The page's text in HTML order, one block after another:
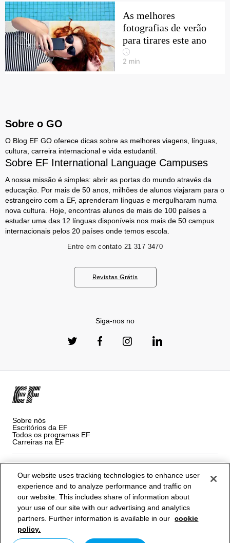
As melhores
fotografias de verão
para tirares este ano
2 min
Sobre o GO
O Blog EF GO oferece dicas sobre as melhores viagens, línguas,
cultura, carreira internacional e vida estudantil.
Sobre EF International Language Campuses
A nossa missão é simples: abrir as portas do mundo através da
educação. Por mais de 50 anos, milhões de alunos viajaram para o
estrangeiro com a EF, aprenderam línguas e mergulharam numa
nova cultura. Hoje, encontras alunos de mais de 100 países a
estudar uma das 12 línguas disponíveis nos mais de 50 campus
internacionais pelos 20 países onde temos escola.
Entre em contato 21 317 3470
Revistas Grátis
Siga-nos no
Sobre nós
Escritórios da EF
Todos os programas EF
Carreiras na EF
Política de privacidade
Termos e Condições
Cookies
© Signum International AG 2026. Todos os direitos reservados.
Our website uses tracking technologies to enhance user
experience and to analyze performance and traffic on
our website. This includes share of information about
your use of our site with our advertising and analytics
partners. Further information is available in our cookie
policy.